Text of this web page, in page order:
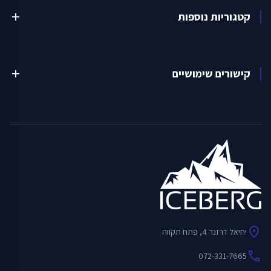
קטגוריות נוספות add
קישורים שימושיים add
location_on יחיאל דרזנר 4, פתח תקווה
call
072-331-7665